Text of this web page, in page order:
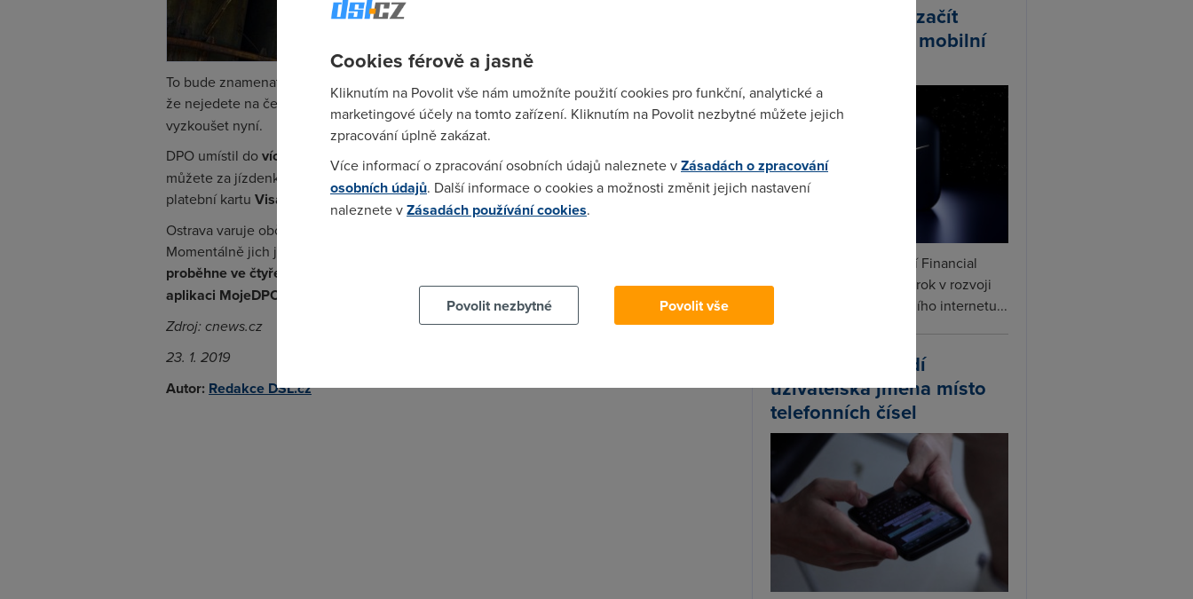
To bude znamenat to, že v Ostravě od 1. 1. 2020 budete moc k placení za lístek a prokázání,
že nejedete na černo použít jenom kartu nebo mobilní telefon. To už si můžete v Ostravě
vyzkoušet nyní.
DPO umístil dovíce než 600 vozů terminály se čtečkami karet. Máte dvě možnosti. Buď
můžete za jízdenky platit jednotlivě,nebo nahrát dlouhodobý kupón. Ten jde nahrát na
platební kartu Visa nebo MasterCard, nebo taky na regionální Odisku.
Ostrava varuje občany předtím, že klasické automaty už nebudou, na každém z nich.
Momentálně jich je něco přes sto po celém městě. Budování dotykových automatů
proběhne ve čtyřech částech
aplikaci MojeDPO
, která nabídne mnohem víc než jen nakupování jízdenek.
Zdroj: cnews.cz
23. 1. 2019
Autor: Redakce DSL.cz
Starlink plánuje začít
prodávat vlastní mobilní
SpaceX podle informací Financial
Times připravuje další krok v rozvoji
Starlinku. Vedle satelitního internetu...
WhatsApp zavádí
uživatelská jména místo
telefonních čísel
Cookies férově a jasně
Kliknutím na Povolit vše nám umožníte použití cookies pro funkční, analytické a
marketingové účely na tomto zařízení. Kliknutím na Povolit nezbytné můžete jejich
zpracování úplně zakázat.
Více informací o zpracování osobních údajů naleznete vZásadách o zpracování
osobních údajů. Další informace o cookies a možnosti změnit jejich nastavení
naleznete vZásadách používání cookies.
Povolit nezbytné
Povolit vše